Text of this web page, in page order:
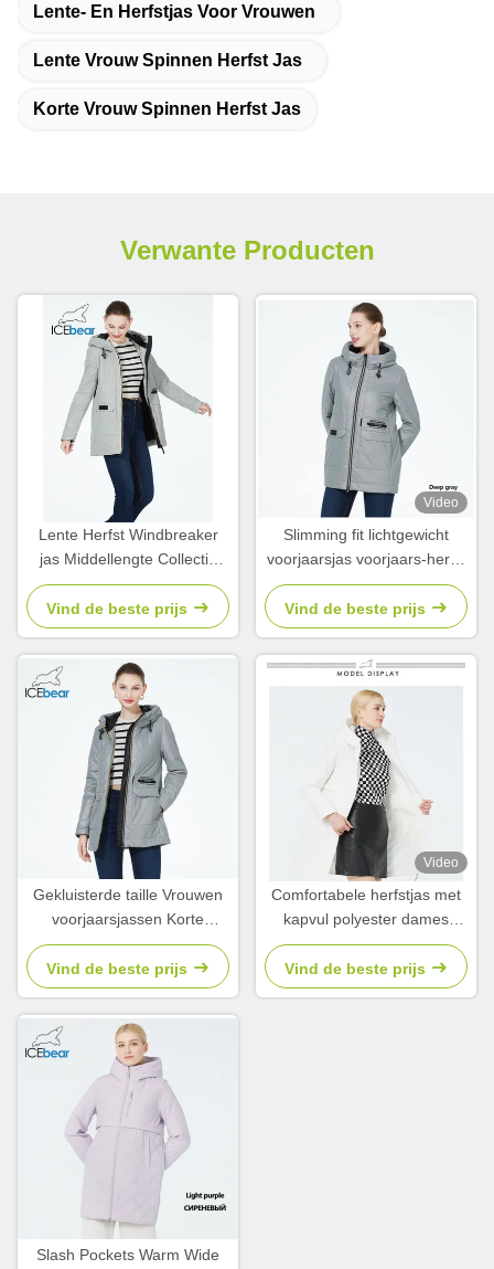
Lente- En Herfstjas Voor Vrouwen
Lente Vrouw Spinnen Herfst Jas
Korte Vrouw Spinnen Herfst Jas
Verwante Producten
Lente Herfst Windbreaker
jas Middellengte Collectie
Lentejassen Voor Vrouwen
Herfst
Vind de beste prijs
Video
Slimming fit lichtgewicht
voorjaarsjas voorjaars-herfst
zippered waist windbreaker
jas
Vind de beste prijs
Gekluisterde taille Vrouwen
voorjaarsjassen Korte
waterdichte Windbreaker
Slimming Fit
Vind de beste prijs
Video
Comfortabele herfstjas met
kapvul polyester dames
lentejassen en jassen
Vind de beste prijs
Slash Pockets Warm Wide